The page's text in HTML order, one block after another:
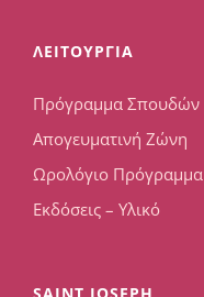
ΛΕΙΤΟΥΡΓΙΑ
Πρόγραμμα Σπουδών
Απογευματινή Ζώνη
Ωρολόγιο Πρόγραμμα
Εκδόσεις – Υλικό